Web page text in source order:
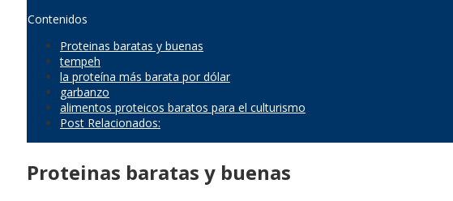
Contenidos
Proteinas baratas y buenas
tempeh
la proteína más barata por dólar
garbanzo
alimentos proteicos baratos para el culturismo
Post Relacionados:
Proteinas baratas y buenas